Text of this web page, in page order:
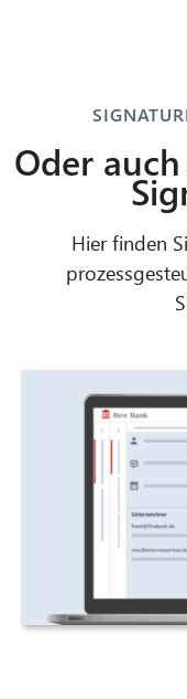
Oder
Hier finden